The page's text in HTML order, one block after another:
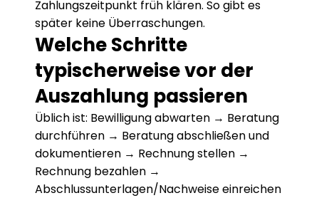
Zahlungszeitpunkt früh klären. So gibt es
später keine Überraschungen.
Welche Schritte
typischerweise vor der
Auszahlung passieren
Üblich ist: Bewilligung abwarten → Beratung
durchführen → Beratung abschließen und
dokumentieren → Rechnung stellen →
Rechnung bezahlen →
Abschlussunterlagen/Nachweise einreichen